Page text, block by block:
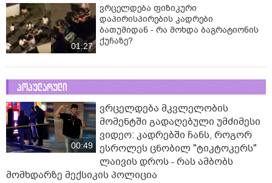
01:27
ვრცელდება ფიზიკური
დაპირისპირების კადრები
ბათუმიდან - რა მოხდა ბაგრატიონის
ქუჩაზე?
პოპულარული
00:49
ვრცელდება მკვლელობის
მომენტში გადაღებული უმძიმესი
ვიდეო: კადრებში ჩანს, როგორ
ესროლეს ცნობილ "ტიკტოკერს"
ლაივის დროს - რას ამბობს
მომხდარზე მექსიკის პოლიცია